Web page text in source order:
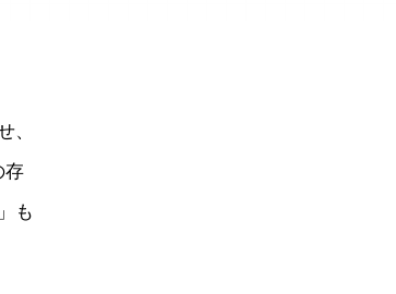
、
存
も